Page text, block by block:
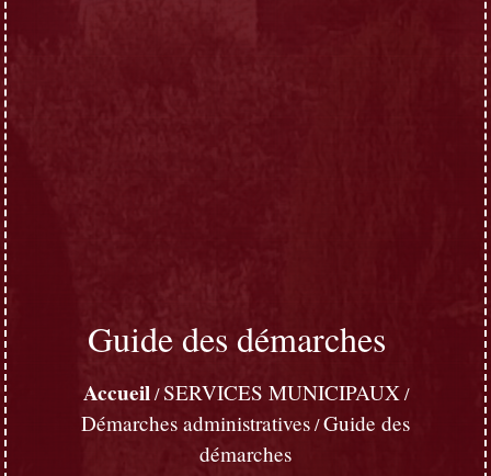
Guide des démarches
Accueil /SERVICES MUNICIPAUX/
Démarches administratives/Guide des
démarches